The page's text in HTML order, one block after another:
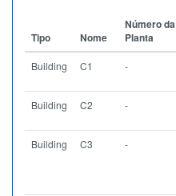
Tipo Nome
Número da
Planta
Building C1 -
Building C2 -
Building C3 -